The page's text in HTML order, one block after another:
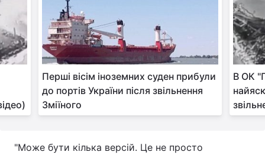
Перші вісім іноземних суден прибули
до портів України після звільнення
Зміїного
В ОК
"Може бути кілька версій. Це не просто